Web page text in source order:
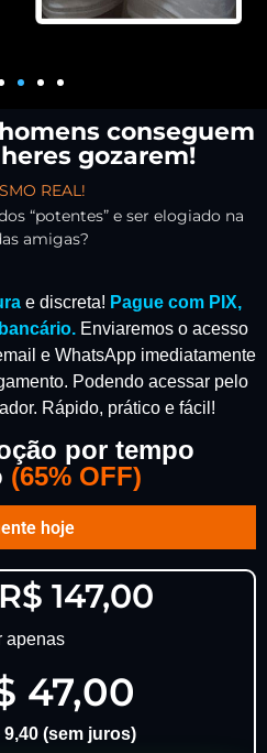
conseguem
gozarem!
REAL!
“potentes” e ser elogiado na
amigas?
e discreta! Pague com PIX,
Enviaremos o acesso
e WhatsApp imediatamente
Podendo acessar pelo
Rápido, prático e fácil!
por tempo
(65% OFF)
hoje
147,00
apenas
47,00
9,40 (sem juros)